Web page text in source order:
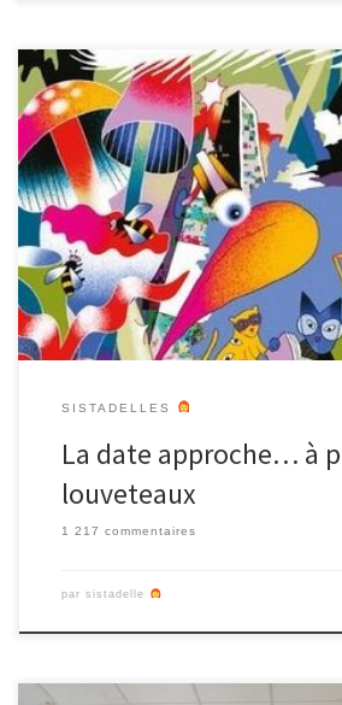
Notre balade matrimoniale de la Citadelle
mars à 13h ! Nous avons enfin une date
s’y préparer avec grande attention. Nous y
nos recherches de terrains, ainsi que des
que nous avons tirées de […]
SISTADELLES
La date approche… à
louveteaux
1 217 commentaires
par sistadelle